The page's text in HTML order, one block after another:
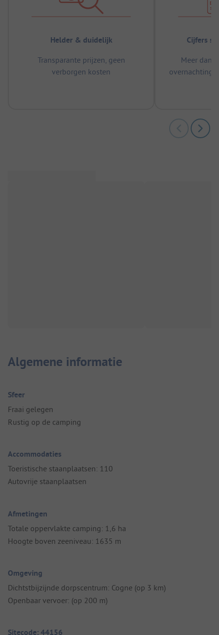
Helder & duidelijk
Transparante prijzen, geen
verborgen kosten
Cijfers
Meer dan
Algemene informatie
Sfeer
Fraai gelegen
Rustig op de camping
Accommodaties
Toeristische staanplaatsen: 110
Autovrije staanplaatsen
Afmetingen
Totale oppervlakte camping: 1,6 ha
Hoogte boven zeeniveau: 1635 m
Omgeving
Dichtstbijzijnde dorpscentrum: Cogne (op 3 km)
Openbaar vervoer: (op 200 m)
Sitecode: 44156